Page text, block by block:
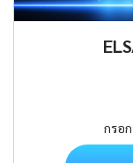
กรอ